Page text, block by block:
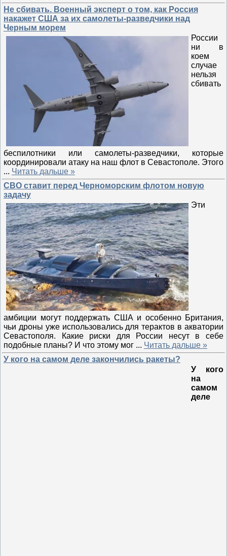
Не сбивать. Военный эксперт о том, как Россия
накажет США за их самолеты-разведчики над
Черным морем
России
ни в
коем
случае
нельзя
сбивать
беспилотники или самолеты-разведчики, которые
координировали атаку на наш флот в Севастополе. Этого
... Читать дальше »
СВО ставит перед Черноморским флотом новую
задачу
Эти
амбиции могут поддержать США и особенно Британия,
чьи дроны уже использовались для терактов в акватории
Севастополя. Какие риски для России несут в себе
подобные планы? И что этому мог ... Читать дальше »
У кого на самом деле закончились ракеты?
У кого
на
самом
деле